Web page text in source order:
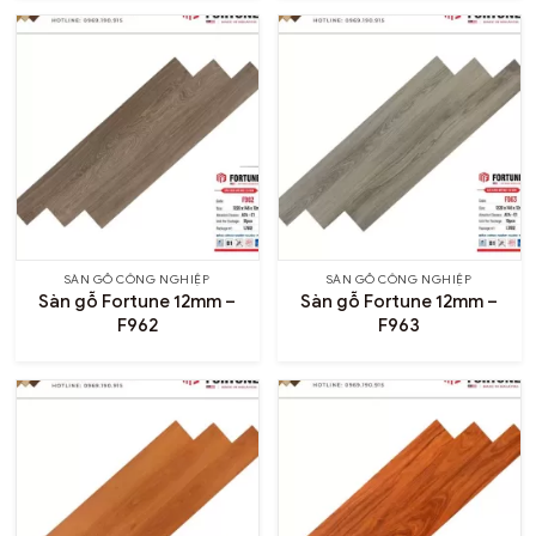
Hiện nay, SÀN GỖ GIÁ TỐT đang phân phối nhiều
dòng sàn gỗ chất lượng đáp ứng đa dạng nhu cầu từ
phân khúc phổ thông đến cao cấp.
SÀN GỖ CÔNG NGHIỆP
Sàn gỗ Fortune 12mm –
F962
SÀN GỖ CÔNG NGHIỆP
Sàn gỗ Fortune 12mm –
F963